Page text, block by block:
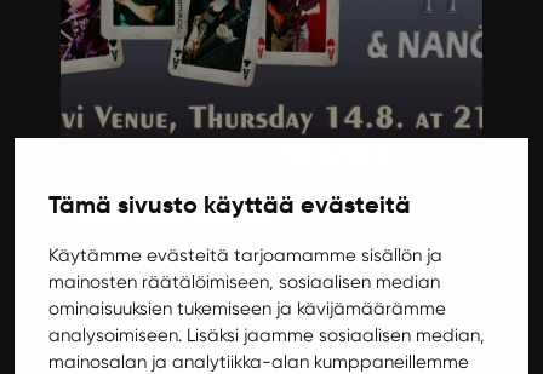
Tämä sivusto käyttää evästeitä
Käytämme evästeitä tarjoamamme sisällön ja
mainosten räätälöimiseen, sosiaalisen median
ominaisuuksien tukemiseen ja kävijämäärämme
analysoimiseen. Lisäksi jaamme sosiaalisen median,
mainosalan ja analytiikka-alan kumppaneillemme
Rock after research
Traditional, annual "Rock After Research" -
concert organized again at Ilokivi Venue on
Thursday 14.8. as a part of the farewell party of
The 34th JYVÄSKYLÄ SUMMER SCHOOL.